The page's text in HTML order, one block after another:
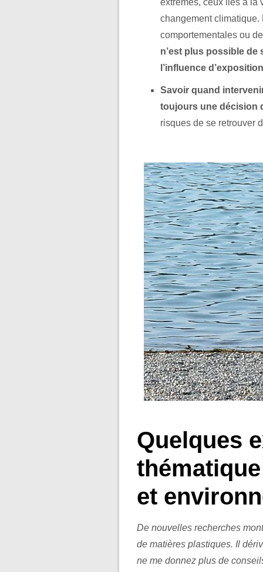
changement climatique.
comportementales ou
n’est plus possible de
l’influence
Savoir quand
toujours une décision
risques de se retrouver
Quelques
et
De nouvelles recherches
de matières plastiques. Il
ne me donnez plus de